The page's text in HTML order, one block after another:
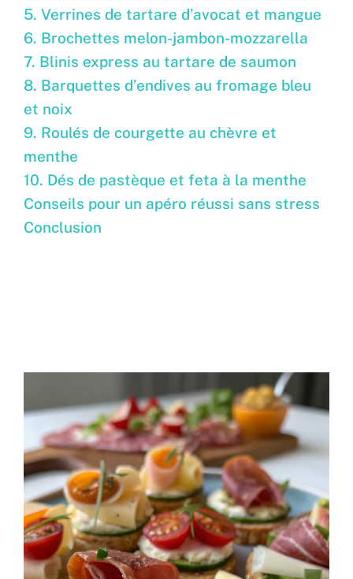
5. Verrines de tartare d’avocat et mangue
6. Brochettes melon-jambon-mozzarella
7. Blinis express au tartare de saumon
8. Barquettes d’endives au fromage bleu
et noix
9. Roulés de courgette au chèvre et
menthe
10. Dés de pastèque et feta à la menthe
Conseils pour un apéro réussi sans stress
Conclusion